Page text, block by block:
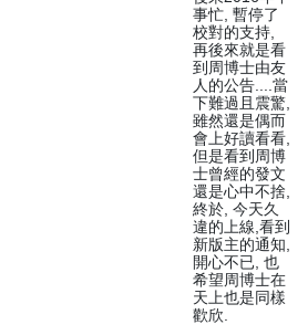
事忙, 暫停了
校對的支持,
再後來就是看
到周博士由友
人的公告....當
下難過且震驚,
雖然還是偶而
會上好讀看看,
但是看到周博
士曾經的發文
還是心中不捨,
終於, 今天久
違的上線,看到
新版主的通知,
開心不已, 也
希望周博士在
天上也是同樣
歡欣.